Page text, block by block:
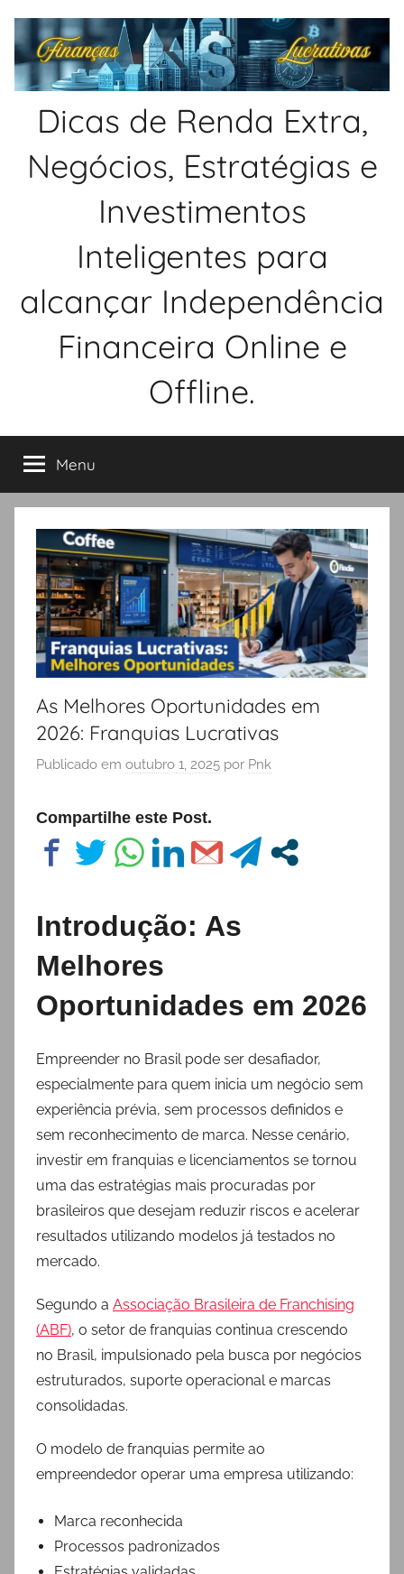
para
conteúdo
Dicas de Renda Extra,
Negócios, Estratégias e
Investimentos
Inteligentes para
alcançar Independência
Financeira Online e
Offline.
Menu
As Melhores Oportunidades em
2026: Franquias Lucrativas
Publicado em outubro 1, 2025 por Pnk
Compartilhe este Post.
Introdução: As
Melhores
Oportunidades em 2026
Empreender no Brasil pode ser desafiador,
especialmente para quem inicia um negócio sem
experiência prévia, sem processos definidos e
sem reconhecimento de marca. Nesse cenário,
investir em franquias e licenciamentos se tornou
uma das estratégias mais procuradas por
brasileiros que desejam reduzir riscos e acelerar
resultados utilizando modelos já testados no
mercado.
Segundo a Associação Brasileira de Franchising
(ABF), o setor de franquias continua crescendo
no Brasil, impulsionado pela busca por negócios
estruturados, suporte operacional e marcas
consolidadas.
O modelo de franquias permite ao
empreendedor operar uma empresa utilizando:
Marca reconhecida
Processos padronizados